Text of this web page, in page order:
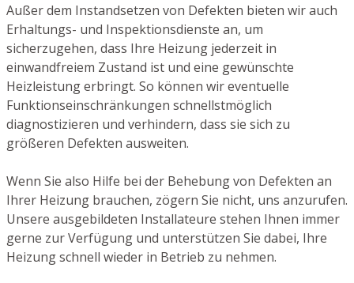
Außer dem Instandsetzen von Defekten bieten wir auch
Erhaltungs- und Inspektionsdienste an, um
sicherzugehen, dass Ihre Heizung jederzeit in
einwandfreiem Zustand ist und eine gewünschte
Heizleistung erbringt. So können wir eventuelle
Funktionseinschränkungen schnellstmöglich
diagnostizieren und verhindern, dass sie sich zu
größeren Defekten ausweiten.
Wenn Sie also Hilfe bei der Behebung von Defekten an
Ihrer Heizung brauchen, zögern Sie nicht, uns anzurufen.
Unsere ausgebildeten Installateure stehen Ihnen immer
gerne zur Verfügung und unterstützen Sie dabei, Ihre
Heizung schnell wieder in Betrieb zu nehmen.